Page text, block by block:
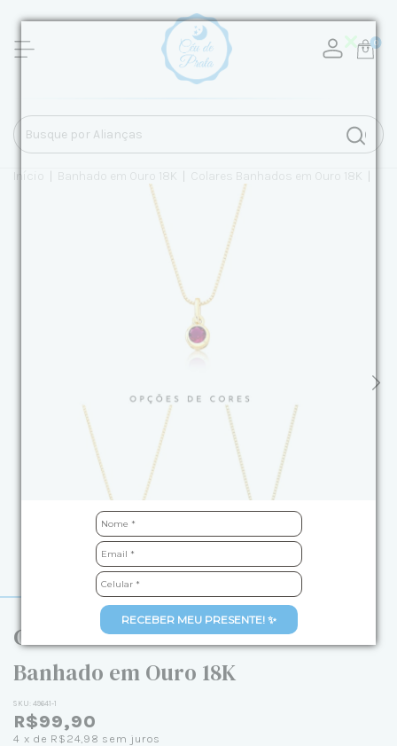
RECEBER MEU PRESENTE! ✨
0
Início Banhado em Ouro 18K Colares Banhados em Ouro 18K
Colar Ponto de Luz 6mm 45cm
Banhado em Ouro 18K
SKU: 49641-1
R$99,90
4 x de R$24,98 sem juros